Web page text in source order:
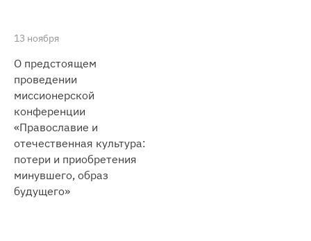
13 ноября
О предстоящем
проведении
миссионерской
конференции
«Православие и
отечественная культура:
потери и приобретения
минувшего, образ
будущего»